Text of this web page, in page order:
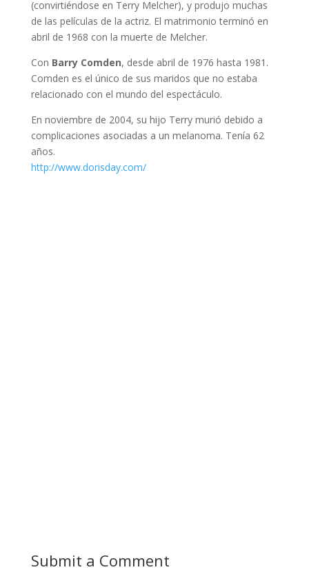
(convirtiéndose en Terry Melcher), y produjo muchas
de las películas de la actriz. El matrimonio terminó en
abril de 1968 con la muerte de Melcher.
Con Barry Comden, desde abril de 1976 hasta 1981.
Comden es el único de sus maridos que no estaba
relacionado con el mundo del espectáculo.
En noviembre de 2004, su hijo Terry murió debido a
complicaciones asociadas a un melanoma. Tenía 62
años.
http://www.dorisday.com/
Submit a Comment